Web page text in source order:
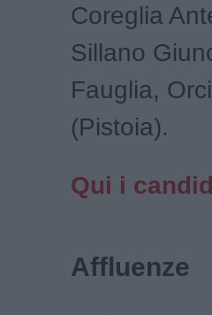
Coreglia
Sillano
Fauglia,
(Pistoia).
Qui i
Affluenze